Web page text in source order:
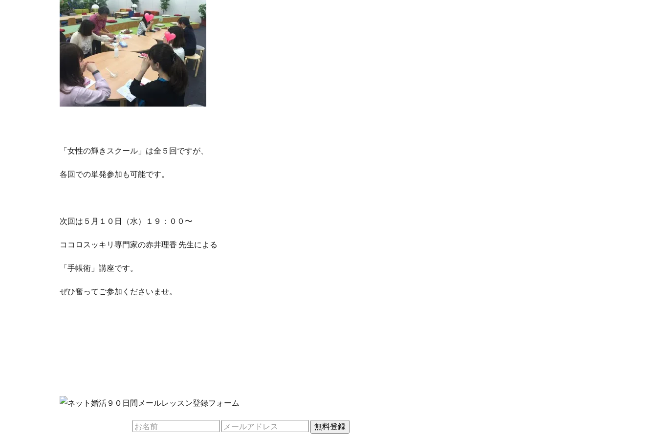
「女性の輝きスクール」は全５回ですが、
各回での単発参加も可能です。
次回は５月１０日（水）１９：００〜
ココロスッキリ専門家の赤井理香 先生による
「手帳術」講座です。
ぜひ奮ってご参加くださいませ。